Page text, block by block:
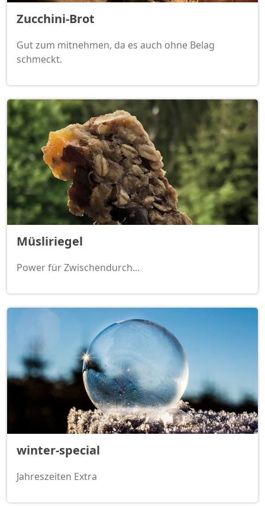
Zucchini-Brot
Gut zum mitnehmen, da es auch ohne Belag
schmeckt.
Müsliriegel
Power für Zwischendurch...
winter-special
Jahreszeiten Extra